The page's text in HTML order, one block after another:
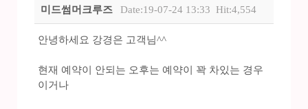
미드썸머크루즈
Date:19-07-24 13:33 Hit:4,554
안녕하세요 강경은 고객님^^
현재 예약이 안되는 오후는 예약이 꽉 차있는 경우
이거나